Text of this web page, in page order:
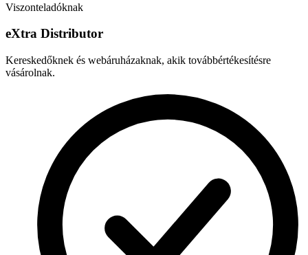
Viszonteladóknak
eXtra Distributor
Kereskedőknek és webáruházaknak, akik továbbértékesítésre
vásárolnak.